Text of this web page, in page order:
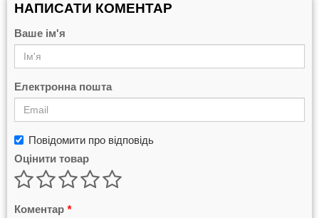
НАПИСАТИ КОМЕНТАР
Ваше ім'я
Електронна пошта
Повідомити про відповідь
Оцінити товар
Коментар *